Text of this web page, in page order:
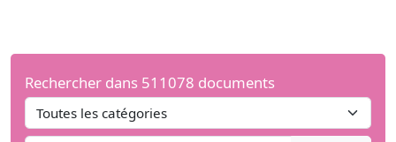
Rechercher dans 511078 documents